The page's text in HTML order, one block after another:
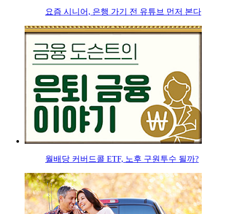
요즘 시니어, 은행 가기 전 유튜브 먼저 본다
월배당 커버드콜 ETF, 노후 구원투수 될까?